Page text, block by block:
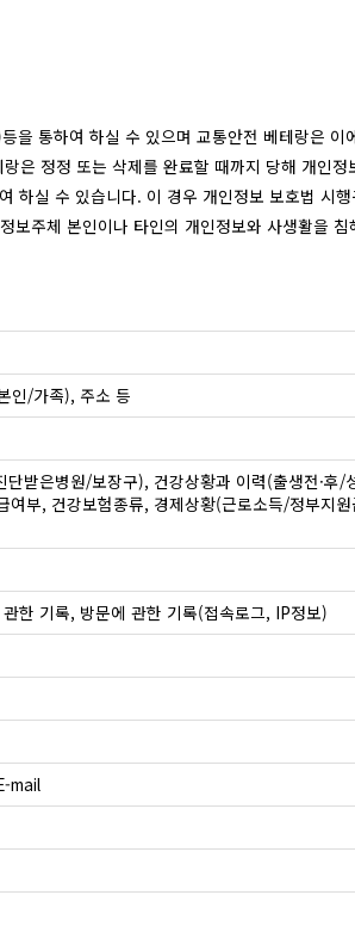
통하여 하실 수 있으며 교통안전 베테랑은 이
정정 또는 삭제를 완료할 때까지 당해 개인
실 수 있습니다. 이 경우 개인정보 보호법 시
주체 본인이나 타인의 개인정보와 사생활을
인/가족), 주소 등
받은병원/보장구), 건강상황과 이력(출생전·후
여부, 건강보험종류, 경제상황(근로소득/정부지
한 기록, 방문에 관한 기록(접속로그, IP정보)
mail